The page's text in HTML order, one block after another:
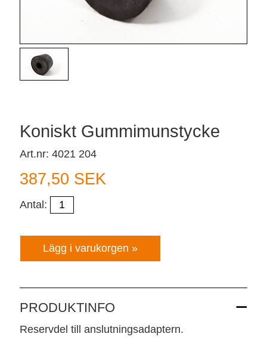
Koniskt Gummimunstycke
Art.nr: 4021 204
387,50 SEK
Antal:
PRODUKTINFO
Reservdel till anslutningsadaptern.